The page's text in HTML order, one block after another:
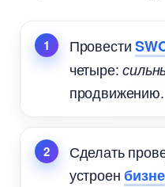
Провести
четыре:
продвижению.
Сделать
устроен